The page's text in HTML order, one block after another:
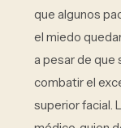
que algunos
el miedo
a pesar de que
combatir el
superior facial.